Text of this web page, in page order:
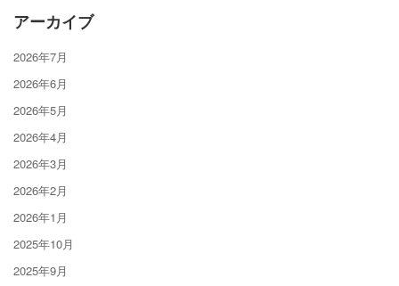
アーカイブ
2026年7月
2026年6月
2026年5月
2026年4月
2026年3月
2026年2月
2026年1月
2025年10月
2025年9月